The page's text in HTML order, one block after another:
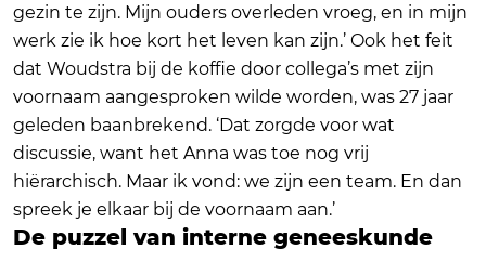
gezin te zijn. Mijn ouders overleden vroeg, en in mijn
werk zie ik hoe kort het leven kan zijn.’ Ook het feit
dat Woudstra bij de koffie door collega’s met zijn
voornaam aangesproken wilde worden, was 27 jaar
geleden baanbrekend. ‘Dat zorgde voor wat
discussie, want het Anna was toe nog vrij
hiërarchisch. Maar ik vond: we zijn een team. En dan
spreek je elkaar bij de voornaam aan.’
De puzzel van interne geneeskunde